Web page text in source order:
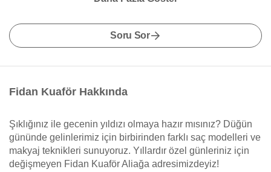
Soru Sor
Fidan Kuaför Hakkında
Şıklığınız ile gecenin yıldızı olmaya hazır mısınız? Düğün
gününde gelinlerimiz için birbirinden farklı saç modelleri ve
makyaj teknikleri sunuyoruz. Yıllardır özel günleriniz için
değişmeyen Fidan Kuaför Aliağa adresimizdeyiz!